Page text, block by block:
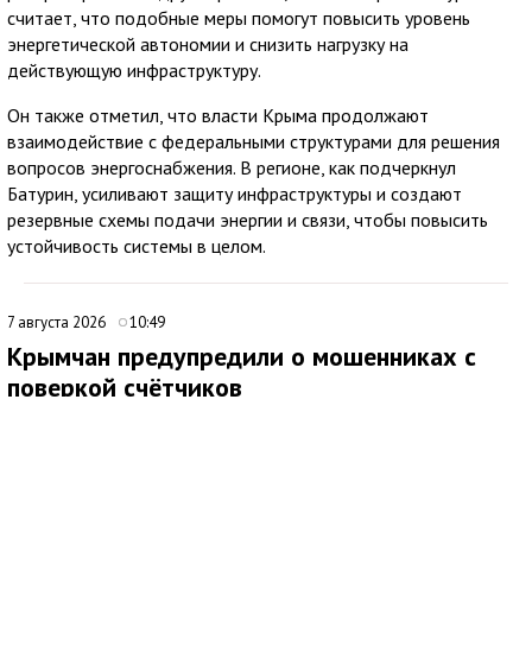
считает, что подобные меры помогут повысить уровень
энергетической автономии и снизить нагрузку на
действующую инфраструктуру.
Он также отметил, что власти Крыма продолжают
взаимодействие с федеральными структурами для решения
вопросов энергоснабжения. В регионе, как подчеркнул
Батурин, усиливают защиту инфраструктуры и создают
резервные схемы подачи энергии и связи, чтобы повысить
устойчивость системы в целом.
7 августа 2026 10:49
Крымчан предупредили о мошенниках с
поверкой счётчиков